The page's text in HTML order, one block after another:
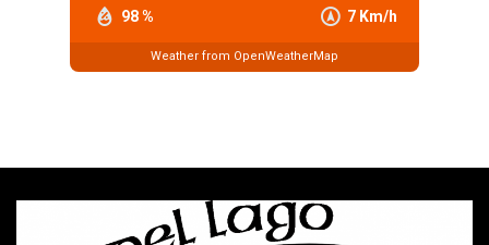
98 % 7 Km/h
Weather from OpenWeatherMap